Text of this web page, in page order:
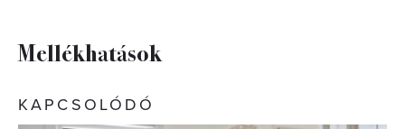
Mellékhatások
KAPCSOLÓDÓ